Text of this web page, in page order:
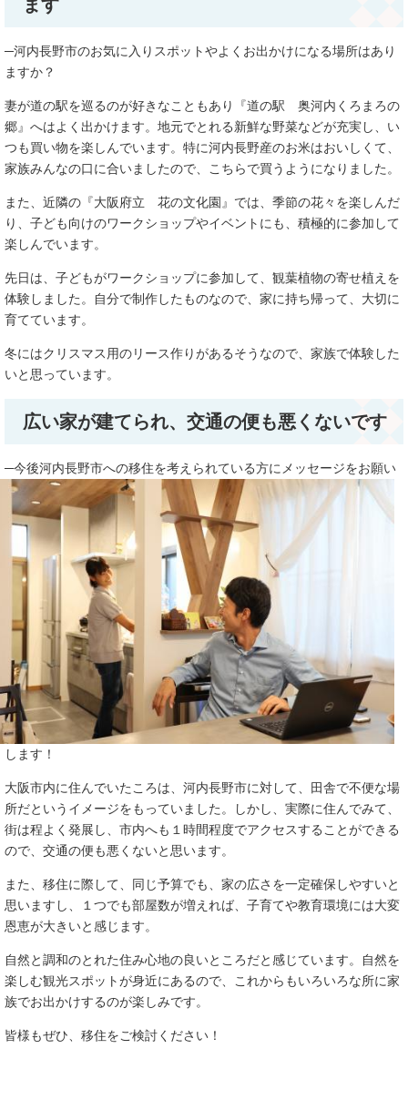
ます
─河内長野市のお気に入りスポットやよくお出かけになる場所はあり
ますか？
妻が道の駅を巡るのが好きなこともあり『道の駅 奥河内くろまろの
郷』へはよく出かけます。地元でとれる新鮮な野菜などが充実し、い
つも買い物を楽しんでいます。特に河内長野産のお米はおいしくて、
家族みんなの口に合いましたので、こちらで買うようになりました。
また、近隣の『大阪府立 花の文化園』では、季節の花々を楽しんだ
り、子ども向けのワークショップやイベントにも、積極的に参加して
楽しんでいます。
先日は、子どもがワークショップに参加して、観葉植物の寄せ植えを
体験しました。自分で制作したものなので、家に持ち帰って、大切に
育てています。
冬にはクリスマス用のリース作りがあるそうなので、家族で体験した
いと思っています。
広い家が建てられ、交通の便も悪くないです
─今後河内長野市への移住を考えられている方にメッセージをお願い
します！
大阪市内に住んでいたころは、河内長野市に対して、田舎で不便な場
所だというイメージをもっていました。しかし、実際に住んでみて、
街は程よく発展し、市内へも１時間程度でアクセスすることができる
ので、交通の便も悪くないと思います。
また、移住に際して、同じ予算でも、家の広さを一定確保しやすいと
思いますし、１つでも部屋数が増えれば、子育てや教育環境には大変
恩恵が大きいと感じます。
自然と調和のとれた住み心地の良いところだと感じています。自然を
楽しむ観光スポットが身近にあるので、これからもいろいろな所に家
族でお出かけするのが楽しみです。
皆様もぜひ、移住をご検討ください！